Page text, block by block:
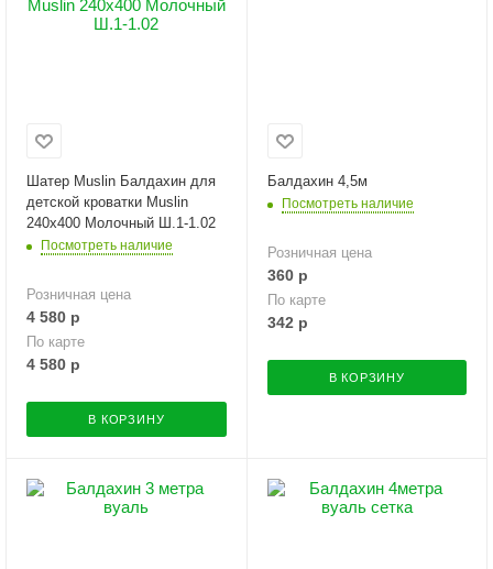
Шатер Muslin Балдахин для
детской кроватки Muslin
240х400 Молочный Ш.1-1.02
Посмотреть наличие
Розничная цена
4 580 р
По карте
4 580 р
В КОРЗИНУ
Балдахин 4,5м
Посмотреть наличие
Розничная цена
360р
По карте
342 р
В КОРЗИНУ